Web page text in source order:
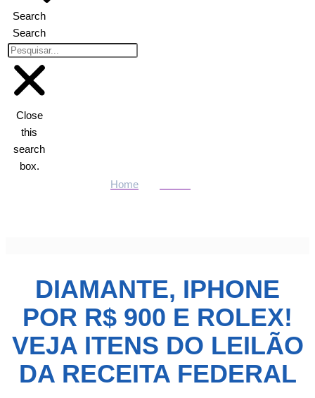
Search
Search
Close
this
search
box.
Home
DIAMANTE, IPHONE
POR R$ 900 E ROLEX!
VEJA ITENS DO LEILÃO
DA RECEITA FEDERAL